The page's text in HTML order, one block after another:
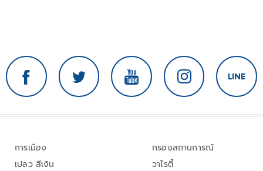
การเมือง
เปลว สีเงิน
กรองสถานการณ์
วาไรตี้